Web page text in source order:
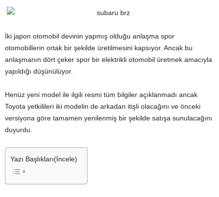
İki japon otomobil devinin yapmış olduğu anlaşma spor
otomobillerin ortak bir şekilde üretilmesini kapsıyor. Ancak bu
anlaşmanın dört çeker spor bir elektrikli otomobil üretmek amacıyla
yapıldığı düşünülüyor.
Henüz yeni model ile ilgili resmi tüm bilgiler açıklanmadı ancak
Toyota yetkilileri iki modelin de arkadan itişli olacağını ve önceki
versiyona göre tamamen yenilenmiş bir şekilde satışa sunulacağını
duyurdu.
Yazı Başlıkları(İncele)